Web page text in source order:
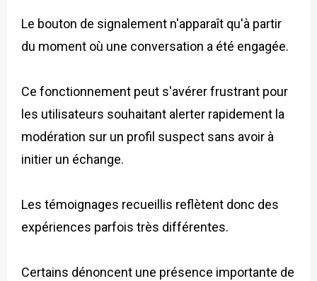
Le bouton de signalement n'apparaît qu'à partir
du moment où une conversation a été engagée.
Ce fonctionnement peut s'avérer frustrant pour
les utilisateurs souhaitant alerter rapidement la
modération sur un profil suspect sans avoir à
initier un échange.
Les témoignages recueillis reflètent donc des
expériences parfois très différentes.
Certains dénoncent une présence importante de